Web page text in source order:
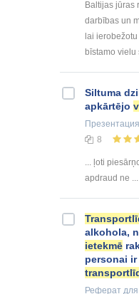
Baltijas jūras
darbības un
lai
bīstamo vielu
Siltuma
apkārtējo
Презентация
8
... ļoti
apdraud ne ...
alkohola,
ietekmē
personai
Реферат